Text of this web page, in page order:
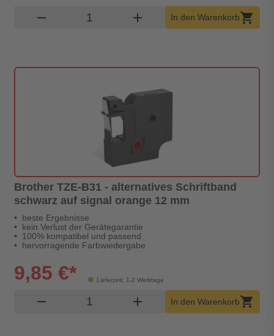
remove Produkt Warenkorb Menge
add In den Warenkorbshopping_cart
Brother TZE-B31 - alternatives Schriftband
schwarz auf signal orange 12 mm
beste Ergebnisse
kein Verlust der Gerätegarantie
100% kompatibel und passend
hervorragende Farbwiedergabe
Lieferzeit: 1-2 Werktage
9,85 €*
remove Produkt Warenkorb Menge
add In den Warenkorbshopping_cart